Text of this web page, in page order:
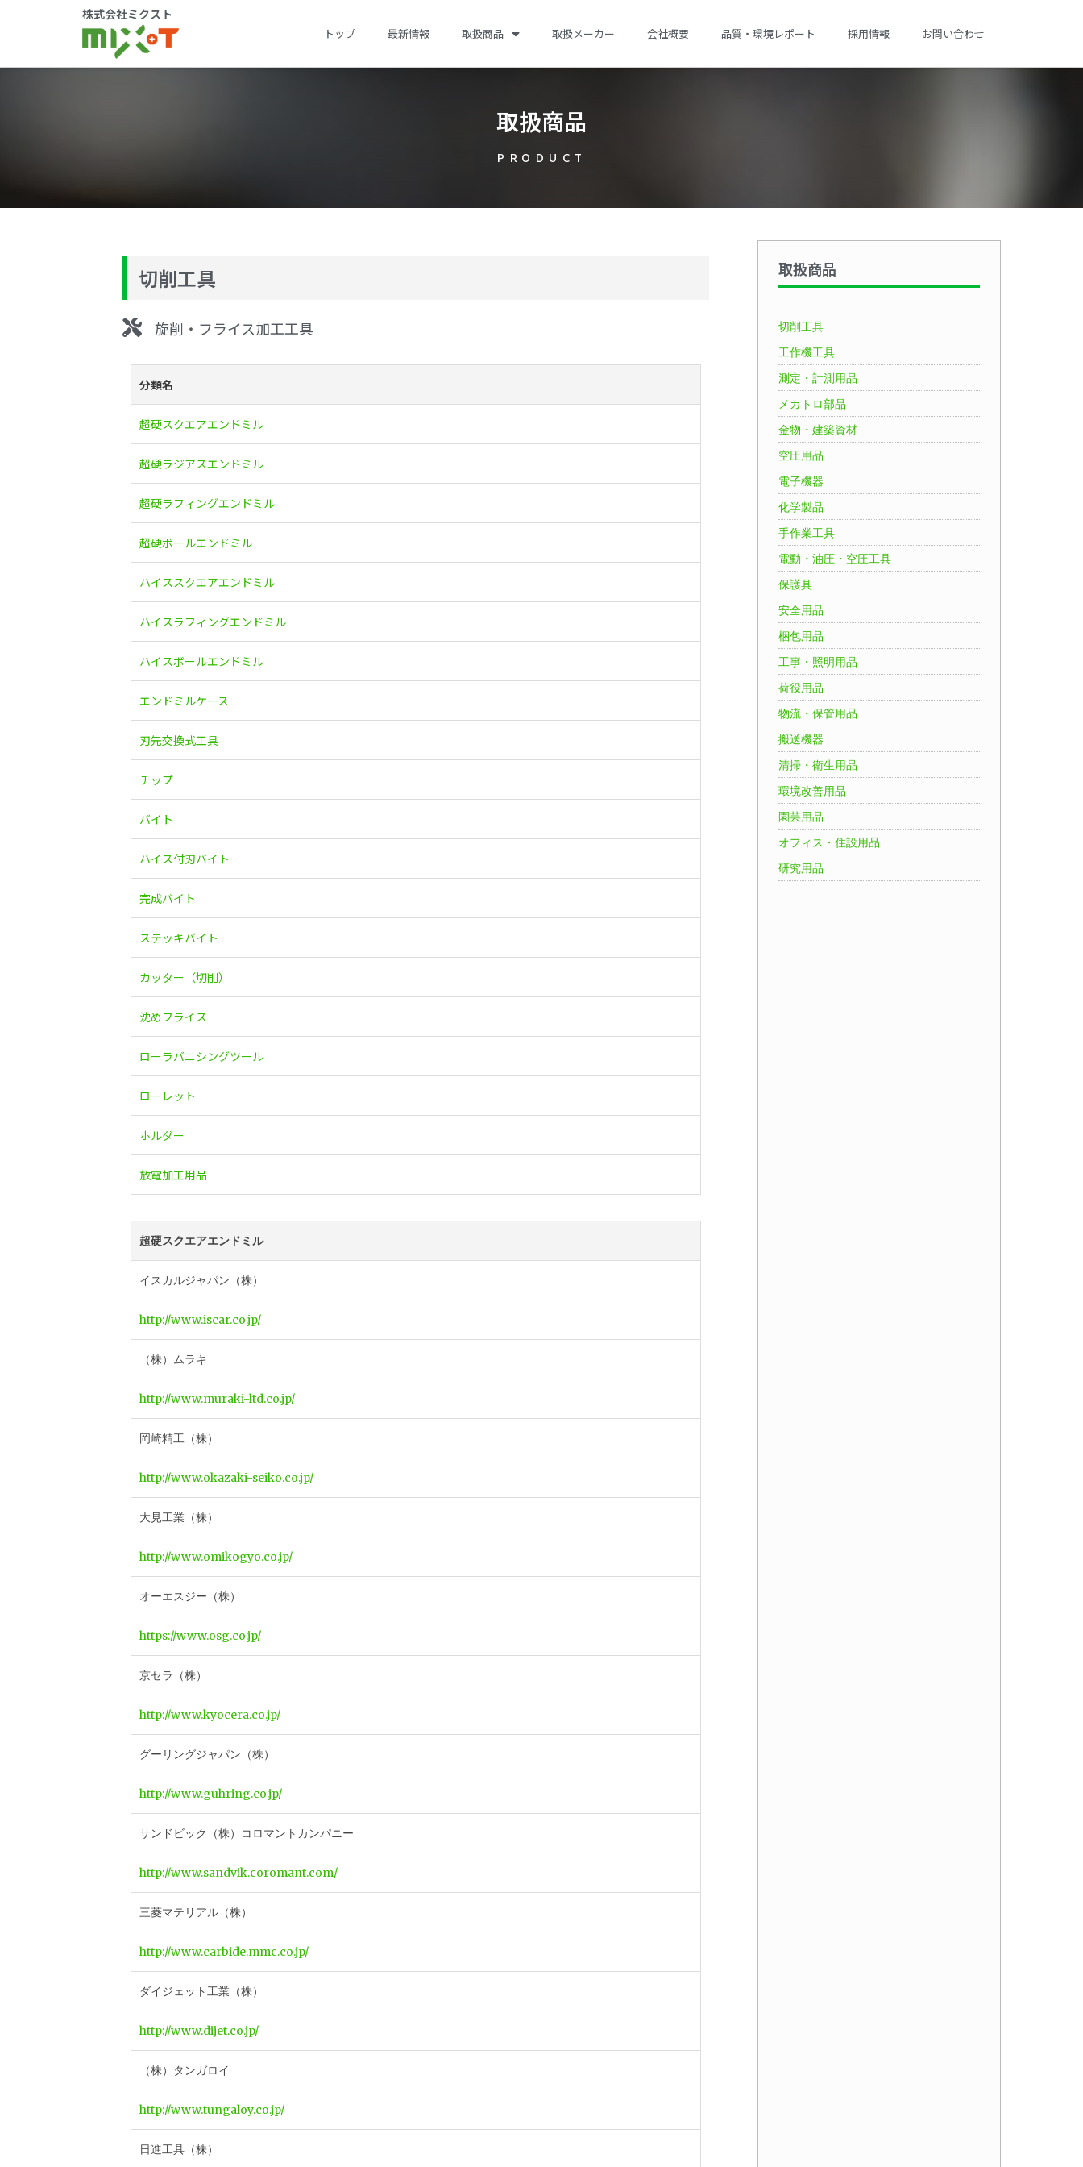
株式会社ミクスト
トップ 最新情報 取扱商品 取扱メーカー 会社概要 品質・環境レポート 採用情報 お問い合わせ
取扱商品
PRODUCT
切削工具
旋削・フライス加工工具
分類名
超硬スクエアエンドミル
超硬ラジアスエンドミル
超硬ラフィングエンドミル
超硬ボールエンドミル
ハイススクエアエンドミル
ハイスラフィングエンドミル
ハイスボールエンドミル
エンドミルケース
刃先交換式工具
チップ
バイト
ハイス付刃バイト
完成バイト
ステッキバイト
カッター（切削）
沈めフライス
ローラバニシングツール
ローレット
ホルダー
放電加工用品
超硬スクエアエンドミル
イスカルジャパン（株）
http://www.iscar.co.jp/
（株）ムラキ
http://www.muraki-ltd.co.jp/
岡崎精工（株）
http://www.okazaki-seiko.co.jp/
大見工業（株）
http://www.omikogyo.co.jp/
オーエスジー（株）
https://www.osg.co.jp/
京セラ（株）
http://www.kyocera.co.jp/
グーリングジャパン（株）
http://www.guhring.co.jp/
サンドビック（株）コロマントカンパニー
http://www.sandvik.coromant.com/
三菱マテリアル（株）
http://www.carbide.mmc.co.jp/
ダイジェット工業（株）
http://www.dijet.co.jp/
（株）タンガロイ
http://www.tungaloy.co.jp/
日進工具（株）
取扱商品
切削工具
工作機工具
測定・計測用品
メカトロ部品
金物・建築資材
空圧用品
電子機器
化学製品
手作業工具
電動・油圧・空圧工具
保護具
安全用品
梱包用品
工事・照明用品
荷役用品
物流・保管用品
搬送機器
清掃・衛生用品
環境改善用品
園芸用品
オフィス・住設用品
研究用品